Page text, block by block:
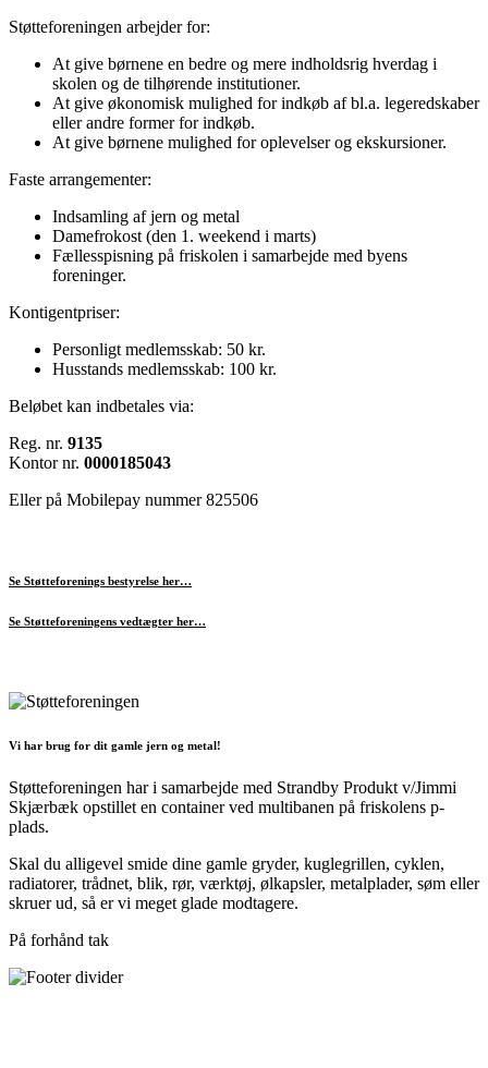
Støtteforeningen arbejder for:
At give børnene en bedre og mere indholdsrig hverdag i
skolen og de tilhørende institutioner.
At give økonomisk mulighed for indkøb af bl.a. legeredskaber
eller andre former for indkøb.
At give børnene mulighed for oplevelser og ekskursioner.
Faste arrangementer:
Indsamling af jern og metal
Damefrokost (den 1. weekend i marts)
Fællesspisning på friskolen i samarbejde med byens
foreninger.
Kontigentpriser:
Personligt medlemsskab: 50 kr.
Husstands medlemsskab: 100 kr.
Beløbet kan indbetales via:
Reg. nr. 9135
Kontor nr. 0000185043
Eller på Mobilepay nummer 825506
Se Støtteforenings bestyrelse her…
Se Støtteforeningens vedtægter her…
Vi har brug for dit gamle jern og metal!
Støtteforeningen har i samarbejde med Strandby Produkt v/Jimmi
Skjærbæk opstillet en container ved multibanen på friskolens p-
plads.
Skal du alligevel smide dine gamle gryder, kuglegrillen, cyklen,
radiatorer, trådnet, blik, rør, værktøj, ølkapsler, metalplader, søm eller
skruer ud, så er vi meget glade modtagere.
På forhånd tak